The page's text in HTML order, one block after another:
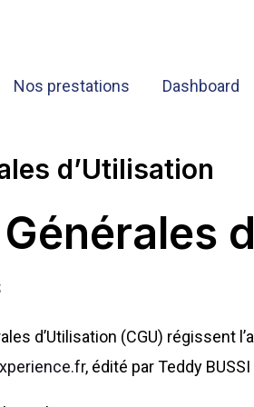
Nos prestations Dashboard
d’Utilisation
d’Utilisation (CGU) régissent
, édité par Teddy